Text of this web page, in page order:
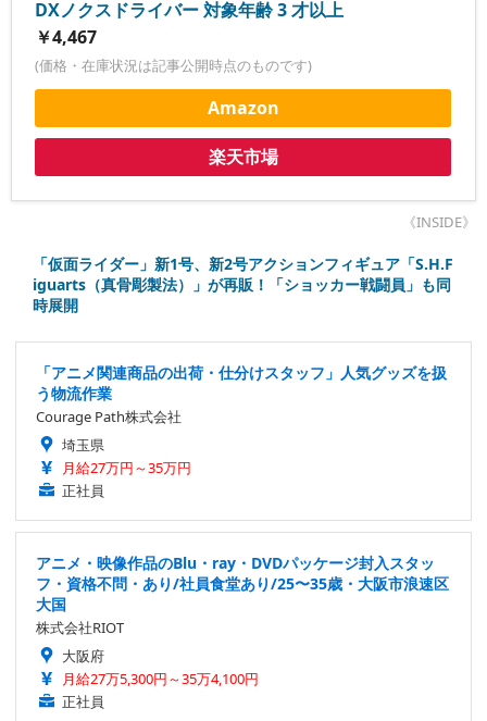
DXノクスドライバー 対象年齢 3 才以上
￥4,467
(価格・在庫状況は記事公開時点のものです)
Amazon
楽天市場
《INSIDE》
「仮面ライダー」新1号、新2号アクションフィギュア「S.H.F
iguarts（真骨彫製法）」が再販！「ショッカー戦闘員」も同
時展開
「アニメ関連商品の出荷・仕分けスタッフ」人気グッズを扱
う物流作業
Courage Path株式会社
埼玉県
月給27万円～35万円
正社員
アニメ・映像作品のBlu・ray・DVDパッケージ封入スタッ
フ・資格不問・あり/社員食堂あり/25〜35歳・大阪市浪速区
大国
株式会社RIOT
大阪府
月給27万5,300円～35万4,100円
正社員